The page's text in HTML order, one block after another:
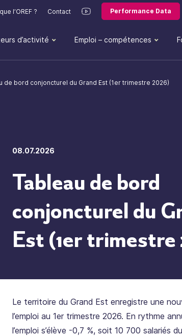
l’OREF ? Contact Performance Data
d’activité Emploi – compétences
de bord conjoncturel du Grand Est (1er trimestre 2026)
08.07.2026
Tableau de bord
conjoncturel du
Est (1er trimestre
Le territoire du Grand Est enregistre une
l’emploi au 1er trimestre 2026. En rythme
l’emploi s’élève -0,7 %, soit 10 700 salariés